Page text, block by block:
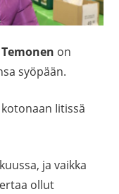
on
syöpään.
Iitissä
ja vaikka
ollut